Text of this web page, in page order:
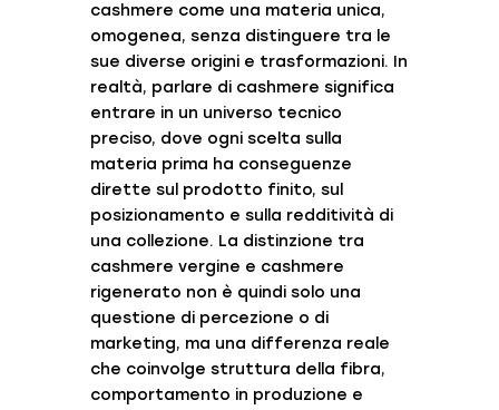
cashmere come una materia unica,
omogenea, senza distinguere tra le
sue diverse origini e trasformazioni. In
realtà, parlare di cashmere significa
entrare in un universo tecnico
preciso, dove ogni scelta sulla
materia prima ha conseguenze
dirette sul prodotto finito, sul
posizionamento e sulla redditività di
una collezione. La distinzione tra
cashmere vergine e cashmere
rigenerato non è quindi solo una
questione di percezione o di
marketing, ma una differenza reale
che coinvolge struttura della fibra,
comportamento in produzione e